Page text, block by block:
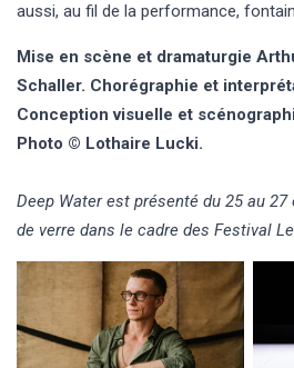
aussi, au fil de la performance,
Mise en scène et dramaturgie
Schaller. Chorégraphie et
Conception visuelle et
Photo © Lothaire Lucki.
Deep Water est présenté du 25 au
de verre dans le cadre des Festival